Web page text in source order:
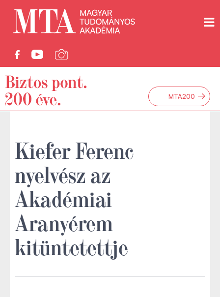
MTA200 →
Kiefer Ferenc
nyelvész az
Akadémiai
Aranyérem
kitüntetettje